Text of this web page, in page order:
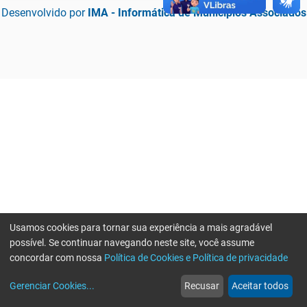
Desenvolvido por IMA - Informática de Municípios Associados
web
Notícias
more_horiz
Mais
Usamos cookies para tornar sua experiência a mais agradável
possível. Se continuar navegando neste site, você assume
concordar com nossa Política de Cookies e Política de privacidade
Gerenciar Cookies... Recusar Aceitar todos
Erro ao enviar informações, por favor tente novamente